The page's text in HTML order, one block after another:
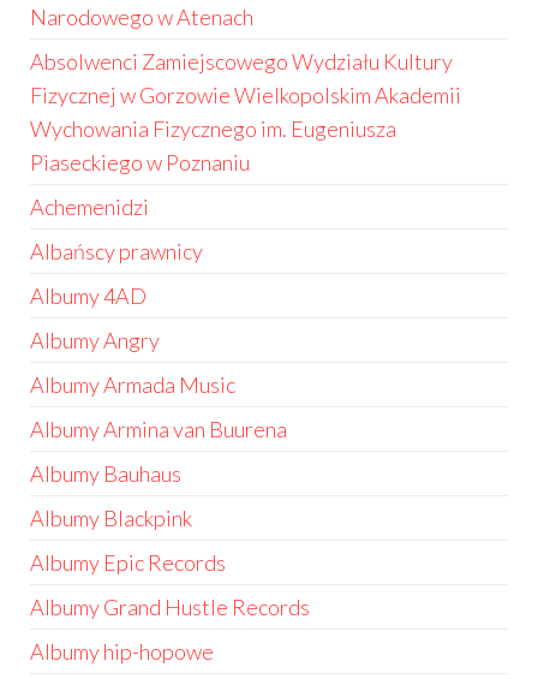
Narodowego w Atenach
Absolwenci Zamiejscowego Wydziału Kultury
Fizycznej w Gorzowie Wielkopolskim Akademii
Wychowania Fizycznego im. Eugeniusza
Piaseckiego w Poznaniu
Achemenidzi
Albańscy prawnicy
Albumy 4AD
Albumy Angry
Albumy Armada Music
Albumy Armina van Buurena
Albumy Bauhaus
Albumy Blackpink
Albumy Epic Records
Albumy Grand Hustle Records
Albumy hip-hopowe